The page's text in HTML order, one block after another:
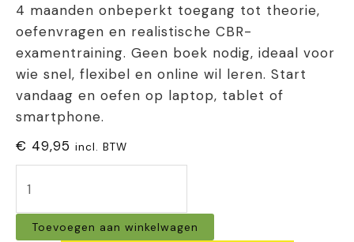
4 maanden onbeperkt toegang tot theorie,
oefenvragen en realistische CBR-
examentraining. Geen boek nodig, ideaal voor
wie snel, flexibel en online wil leren. Start
vandaag en oefen op laptop, tablet of
smartphone.
€ 49,95 incl. BTW
cursus
Toevoegen aan winkelwagen